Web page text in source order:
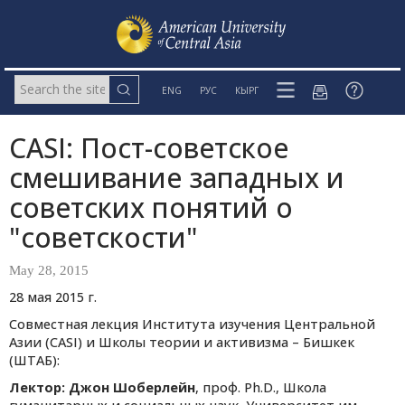
ENG РУС КЫРГ
CASI: Пост-советское
смешивание западных и
советских понятий о
"советскости"
May 28, 2015
28 мая 2015 г.
Совместная лекция Института изучения Центральной
Азии (CASI) и Школы теории и активизма – Бишкек
(ШТАБ):
Лектор: Джон Шоберлейн, проф. Ph.D., Школа